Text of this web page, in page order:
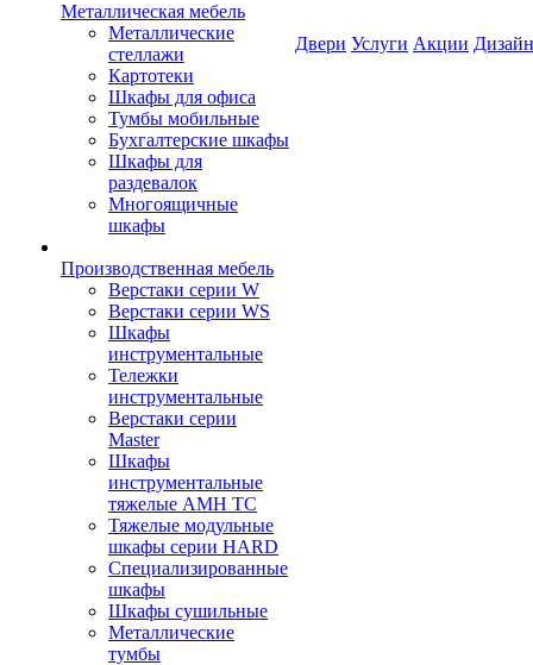
Металлическая мебель
Металлические
стеллажи
Картотеки
Шкафы для офиса
Тумбы мобильные
Бухгалтерские шкафы
Шкафы для
раздевалок
Многоящичные
шкафы
Производственная мебель
Верстаки серии W
Верстаки серии WS
Шкафы
инструментальные
Тележки
инструментальные
Верстаки серии
Master
Шкафы
инструментальные
тяжелые AMH TC
Тяжелые модульные
шкафы серии HARD
Cпециализированные
шкафы
Шкафы сушильные
Металлические
тумбы
Двери Услуги Акции